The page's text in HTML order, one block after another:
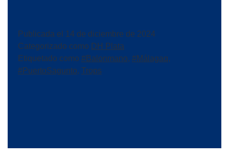
Publicada el
14 de diciembre de 2024
Categorizado como DH Plata
Etiquetado como #Balonmano, #Málagaq,
#PuertoSagunto, Trops